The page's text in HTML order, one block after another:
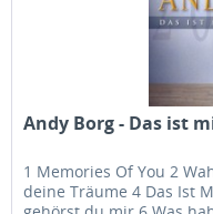
Andy Borg - Das ist
1 Memories Of You 2
deine Träume 4 Das Ist